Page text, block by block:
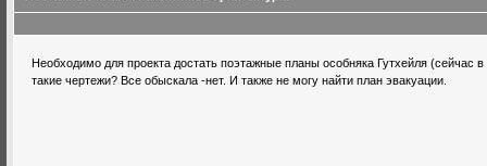
Необходимо для проекта достать поэтажные планы особняка Гутхейля (сейчас
такие чертежи? Все обыскала -нет. И также не могу найти план эвакуации.